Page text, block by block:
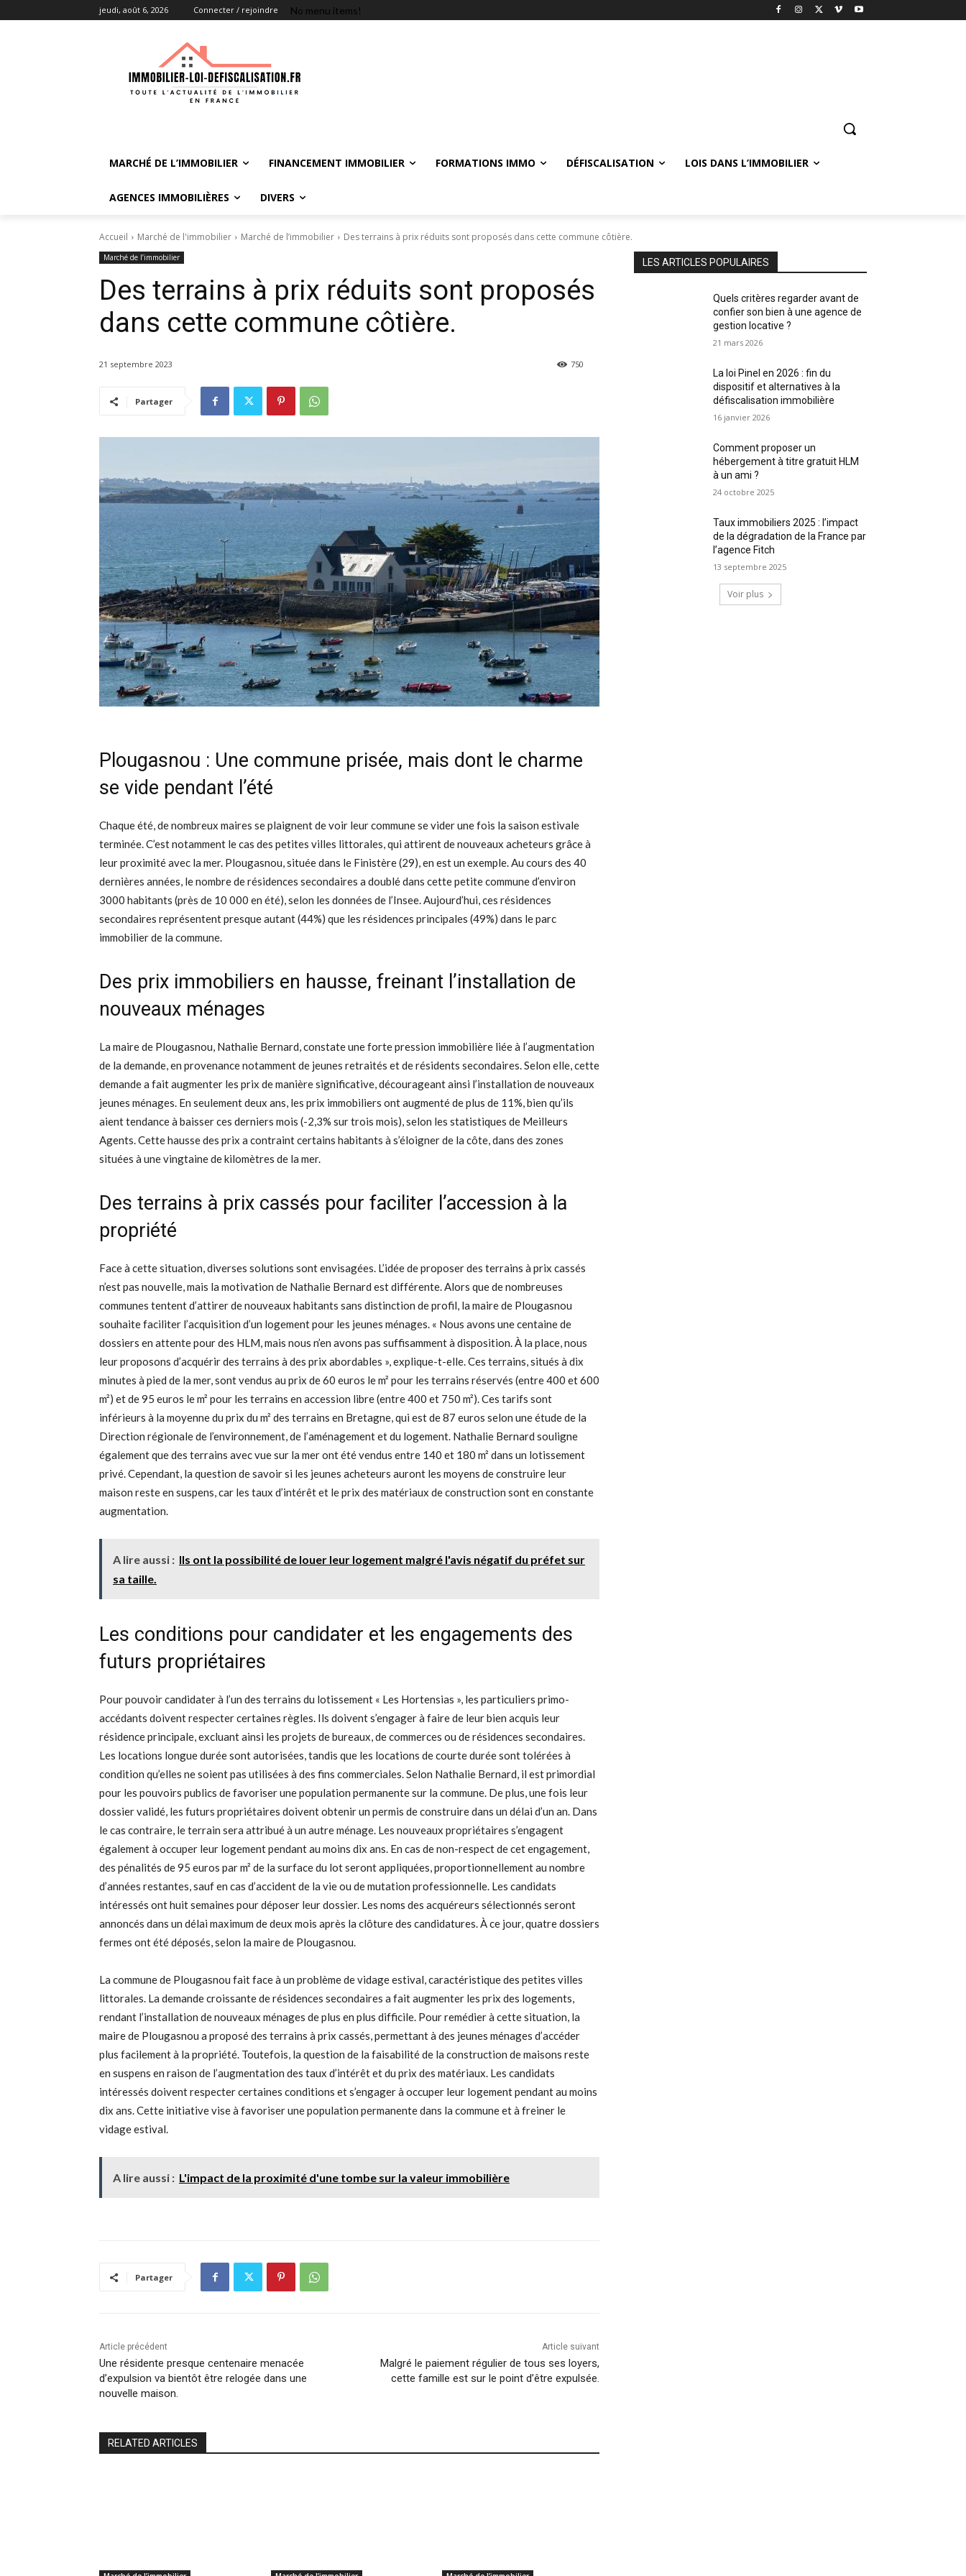
jeudi, août 6, 2026 Connecter / rejoindre No menu items!
MARCHÉ DE L’IMMOBILIER FINANCEMENT IMMOBILIER FORMATIONS IMMO DÉFISCALISATION LOIS DANS L’IMMOBILIER
AGENCES IMMOBILIÈRES DIVERS
Accueil Marché de l'immobilier Marché de l’immobilier Des terrains à prix réduits sont proposés dans cette commune côtière.
Marché de l’immobilier
Des terrains à prix réduits sont proposés
dans cette commune côtière.
21 septembre 2023 750
Partager
Plougasnou : Une commune prisée, mais dont le charme
se vide pendant l’été
Chaque été, de nombreux maires se plaignent de voir leur commune se vider une fois la saison estivale
terminée. C’est notamment le cas des petites villes littorales, qui attirent de nouveaux acheteurs grâce à
leur proximité avec la mer. Plougasnou, située dans le Finistère (29), en est un exemple. Au cours des 40
dernières années, le nombre de résidences secondaires a doublé dans cette petite commune d’environ
3000 habitants (près de 10 000 en été), selon les données de l’Insee. Aujourd’hui, ces résidences
secondaires représentent presque autant (44%) que les résidences principales (49%) dans le parc
immobilier de la commune.
Des prix immobiliers en hausse, freinant l’installation de
nouveaux ménages
La maire de Plougasnou, Nathalie Bernard, constate une forte pression immobilière liée à l’augmentation
de la demande, en provenance notamment de jeunes retraités et de résidents secondaires. Selon elle, cette
demande a fait augmenter les prix de manière significative, décourageant ainsi l’installation de nouveaux
jeunes ménages. En seulement deux ans, les prix immobiliers ont augmenté de plus de 11%, bien qu’ils
aient tendance à baisser ces derniers mois (-2,3% sur trois mois), selon les statistiques de Meilleurs
Agents. Cette hausse des prix a contraint certains habitants à s’éloigner de la côte, dans des zones
situées à une vingtaine de kilomètres de la mer.
Des terrains à prix cassés pour faciliter l’accession à la
propriété
Face à cette situation, diverses solutions sont envisagées. L’idée de proposer des terrains à prix cassés
n’est pas nouvelle, mais la motivation de Nathalie Bernard est différente. Alors que de nombreuses
communes tentent d’attirer de nouveaux habitants sans distinction de profil, la maire de Plougasnou
souhaite faciliter l’acquisition d’un logement pour les jeunes ménages. « Nous avons une centaine de
dossiers en attente pour des HLM, mais nous n’en avons pas suffisamment à disposition. À la place, nous
leur proposons d’acquérir des terrains à des prix abordables », explique-t-elle. Ces terrains, situés à dix
minutes à pied de la mer, sont vendus au prix de 60 euros le m² pour les terrains réservés (entre 400 et 600
m²) et de 95 euros le m² pour les terrains en accession libre (entre 400 et 750 m²). Ces tarifs sont
inférieurs à la moyenne du prix du m² des terrains en Bretagne, qui est de 87 euros selon une étude de la
Direction régionale de l’environnement, de l’aménagement et du logement. Nathalie Bernard souligne
également que des terrains avec vue sur la mer ont été vendus entre 140 et 180 m² dans un lotissement
privé. Cependant, la question de savoir si les jeunes acheteurs auront les moyens de construire leur
maison reste en suspens, car les taux d’intérêt et le prix des matériaux de construction sont en constante
augmentation.
A lire aussi : Ils ont la possibilité de louer leur logement malgré l'avis négatif du préfet sur
sa taille.
Les conditions pour candidater et les engagements des
futurs propriétaires
Pour pouvoir candidater à l’un des terrains du lotissement « Les Hortensias », les particuliers primo-
accédants doivent respecter certaines règles. Ils doivent s’engager à faire de leur bien acquis leur
résidence principale, excluant ainsi les projets de bureaux, de commerces ou de résidences secondaires.
Les locations longue durée sont autorisées, tandis que les locations de courte durée sont tolérées à
condition qu’elles ne soient pas utilisées à des fins commerciales. Selon Nathalie Bernard, il est primordial
pour les pouvoirs publics de favoriser une population permanente sur la commune. De plus, une fois leur
dossier validé, les futurs propriétaires doivent obtenir un permis de construire dans un délai d’un an. Dans
le cas contraire, le terrain sera attribué à un autre ménage. Les nouveaux propriétaires s’engagent
également à occuper leur logement pendant au moins dix ans. En cas de non-respect de cet engagement,
des pénalités de 95 euros par m² de la surface du lot seront appliquées, proportionnellement au nombre
d’années restantes, sauf en cas d’accident de la vie ou de mutation professionnelle. Les candidats
intéressés ont huit semaines pour déposer leur dossier. Les noms des acquéreurs sélectionnés seront
annoncés dans un délai maximum de deux mois après la clôture des candidatures. À ce jour, quatre dossiers
fermes ont été déposés, selon la maire de Plougasnou.
La commune de Plougasnou fait face à un problème de vidage estival, caractéristique des petites villes
littorales. La demande croissante de résidences secondaires a fait augmenter les prix des logements,
rendant l’installation de nouveaux ménages de plus en plus difficile. Pour remédier à cette situation, la
maire de Plougasnou a proposé des terrains à prix cassés, permettant à des jeunes ménages d’accéder
plus facilement à la propriété. Toutefois, la question de la faisabilité de la construction de maisons reste
en suspens en raison de l’augmentation des taux d’intérêt et du prix des matériaux. Les candidats
intéressés doivent respecter certaines conditions et s’engager à occuper leur logement pendant au moins
dix ans. Cette initiative vise à favoriser une population permanente dans la commune et à freiner le
vidage estival.
A lire aussi : L'impact de la proximité d'une tombe sur la valeur immobilière
Partager
Article précédent
Une résidente presque centenaire menacée
d’expulsion va bientôt être relogée dans une
nouvelle maison.
Article suivant
Malgré le paiement régulier de tous ses loyers,
cette famille est sur le point d’être expulsée.
RELATED ARTICLES
LES ARTICLES POPULAIRES
Quels critères regarder avant de
confier son bien à une agence de
gestion locative ?
21 mars 2026
La loi Pinel en 2026 : fin du
dispositif et alternatives à la
défiscalisation immobilière
16 janvier 2026
Comment proposer un
hébergement à titre gratuit HLM
à un ami ?
24 octobre 2025
Taux immobiliers 2025 : l’impact
de la dégradation de la France par
l’agence Fitch
13 septembre 2025
Voir plus